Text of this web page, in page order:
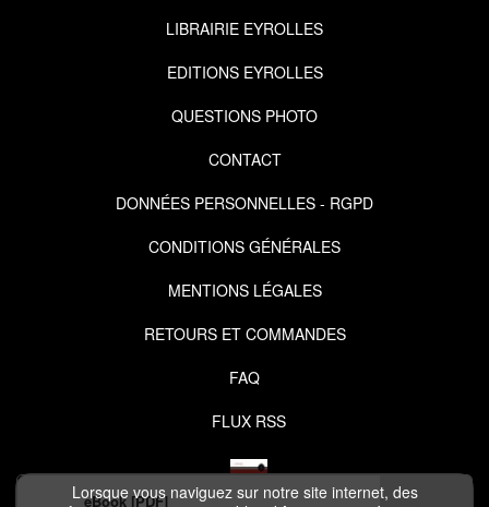
Lorsque vous naviguez sur notre site internet, des
eBook [PDF]
LIBRAIRIE EYROLLES
EDITIONS EYROLLES
QUESTIONS PHOTO
CONTACT
DONNÉES PERSONNELLES - RGPD
CONDITIONS GÉNÉRALES
MENTIONS LÉGALES
RETOURS ET COMMANDES
FAQ
FLUX RSS